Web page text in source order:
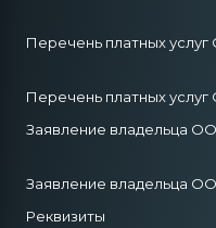
Перечень платных
Перечень платных
Заявление владельца
Заявление владельца
Реквизиты